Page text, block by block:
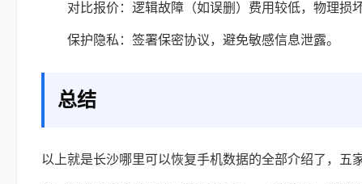
对比报价：逻辑故障（如误删）费用较低，物理损
保护隐私：签署保密协议，避免敏感信息泄露。
总结
以上就是长沙哪里可以恢复手机数据的全部介绍了，